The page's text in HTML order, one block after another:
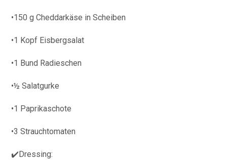
•150 g Cheddarkäse in Scheiben
•1 Kopf Eisbergsalat
•1 Bund Radieschen
•½ Salatgurke
•1 Paprikaschote
•3 Strauchtomaten
✔️Dressing: